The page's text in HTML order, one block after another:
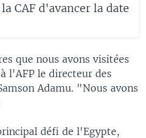
CAF d'avancer la date
que nous avons visitées
l'AFP le directeur des
Adamu. "Nous avons
défi de l'Egypte,